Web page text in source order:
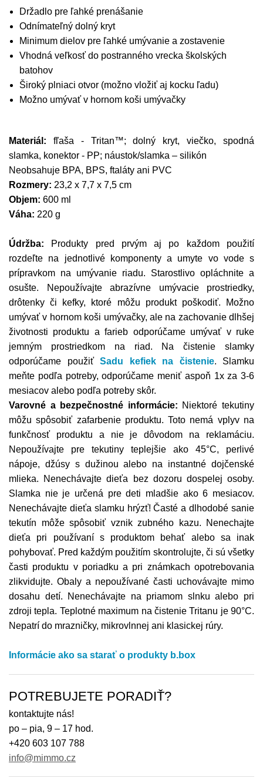
Držadlo pre ľahké prenášanie
Odnímateľný dolný kryt
Minimum dielov pre ľahké umývanie a zostavenie
Vhodná veľkosť do postranného vrecka školských
batohov
Široký plniaci otvor (možno vložiť aj kocku ľadu)
Možno umývať v hornom koši umývačky
Materiál: fľaša - Tritan™; dolný kryt, viečko, spodná
slamka, konektor - PP; náustok/slamka – silikón
Neobsahuje BPA, BPS, ftaláty ani PVC
Rozmery: 23,2 x 7,7 x 7,5 cm
Objem: 600 ml
Váha: 220 g
Údržba: Produkty pred prvým aj po každom použití
rozdeľte na jednotlivé komponenty a umyte vo vode s
prípravkom na umývanie riadu. Starostlivo opláchnite a
osušte. Nepoužívajte abrazívne umývacie prostriedky,
drôtenky či kefky, ktoré môžu produkt poškodiť. Možno
umývať v hornom koši umývačky, ale na zachovanie dlhšej
životnosti produktu a farieb odporúčame umývať v ruke
jemným prostriedkom na riad. Na čistenie slamky
odporúčame použiť Sadu kefiek na čistenie. Slamku
meňte podľa potreby, odporúčame meniť aspoň 1x za 3-6
mesiacov alebo podľa potreby skôr.
Varovné a bezpečnostné informácie: Niektoré tekutiny
môžu spôsobiť zafarbenie produktu. Toto nemá vplyv na
funkčnosť produktu a nie je dôvodom na reklamáciu.
Nepoužívajte pre tekutiny teplejšie ako 45°C, perlivé
nápoje, džúsy s dužinou alebo na instantné dojčenské
mlieka. Nenechávajte dieťa bez dozoru dospelej osoby.
Slamka nie je určená pre deti mladšie ako 6 mesiacov.
Nenechávajte dieťa slamku hrýzť! Časté a dlhodobé sanie
tekutín môže spôsobiť vznik zubného kazu. Nenechajte
dieťa pri používaní s produktom behať alebo sa inak
pohybovať. Pred každým použitím skontrolujte, či sú všetky
časti produktu v poriadku a pri známkach opotrebovania
zlikvidujte. Obaly a nepoužívané časti uchovávajte mimo
dosahu detí. Nenechávajte na priamom slnku alebo pri
zdroji tepla. Teplotné maximum na čistenie Tritanu je 90°C.
Nepatrí do mrazničky, mikrovlnnej ani klasickej rúry.
Informácie ako sa starať o produkty b.box
POTREBUJETE PORADIŤ?
kontaktujte nás!
po – pia, 9 – 17 hod.
+420 603 107 788
info@mimmo.cz